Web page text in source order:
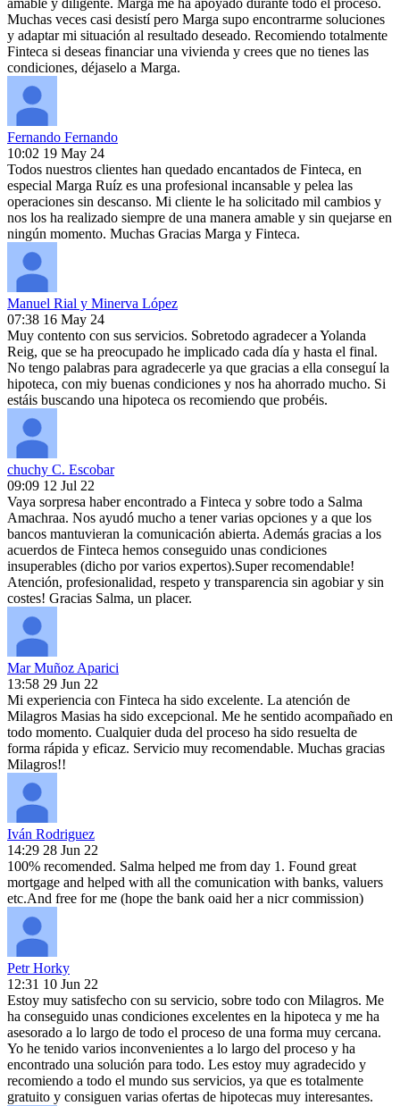
amable y diligente. Marga me ha apoyado durante todo el proceso.
Muchas veces casi desistí pero Marga supo encontrarme soluciones
y adaptar mi situación al resultado deseado. Recomiendo totalmente
Finteca si deseas financiar una vivienda y crees que no tienes las
condiciones, déjaselo a Marga.
Fernando Fernando
10:02 19 May 24
Todos nuestros clientes han quedado encantados de Finteca, en
especial Marga Ruíz es una profesional incansable y pelea las
operaciones sin descanso. Mi cliente le ha solicitado mil cambios y
nos los ha realizado siempre de una manera amable y sin quejarse en
ningún momento. Muchas Gracias Marga y Finteca.
Manuel Rial y Minerva López
07:38 16 May 24
Muy contento con sus servicios. Sobretodo agradecer a Yolanda
Reig, que se ha preocupado he implicado cada día y hasta el final.
No tengo palabras para agradecerle ya que gracias a ella conseguí la
hipoteca, con miy buenas condiciones y nos ha ahorrado mucho. Si
estáis buscando una hipoteca os recomiendo que probéis.
chuchy C. Escobar
09:09 12 Jul 22
Vaya sorpresa haber encontrado a Finteca y sobre todo a Salma
Amachraa. Nos ayudó mucho a tener varias opciones y a que los
bancos mantuvieran la comunicación abierta. Además gracias a los
acuerdos de Finteca hemos conseguido unas condiciones
insuperables (dicho por varios expertos).Super recomendable!
Atención, profesionalidad, respeto y transparencia sin agobiar y sin
costes! Gracias Salma, un placer.
Mar Muñoz Aparici
13:58 29 Jun 22
Mi experiencia con Finteca ha sido excelente. La atención de
Milagros Masias ha sido excepcional. Me he sentido acompañado en
todo momento. Cualquier duda del proceso ha sido resuelta de
forma rápida y eficaz. Servicio muy recomendable. Muchas gracias
Milagros!!
Iván Rodriguez
14:29 28 Jun 22
100% recomended. Salma helped me from day 1. Found great
mortgage and helped with all the comunication with banks, valuers
etc.And free for me (hope the bank oaid her a nicr commission)
Petr Horky
12:31 10 Jun 22
Estoy muy satisfecho con su servicio, sobre todo con Milagros. Me
ha conseguido unas condiciones excelentes en la hipoteca y me ha
asesorado a lo largo de todo el proceso de una forma muy cercana.
Yo he tenido varios inconvenientes a lo largo del proceso y ha
encontrado una solución para todo. Les estoy muy agradecido y
recomiendo a todo el mundo sus servicios, ya que es totalmente
gratuito y consiguen varias ofertas de hipotecas muy interesantes.